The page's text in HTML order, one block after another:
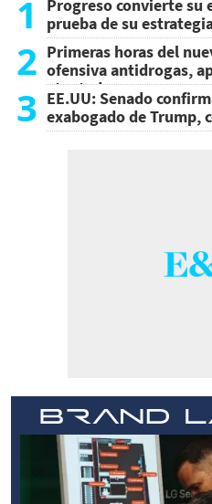
1
Progreso convierte su
prueba de su
2 Primeras horas del
ofensiva antidrogas,
atentado
3 EE.UU: Senado
exabogado de Trump,